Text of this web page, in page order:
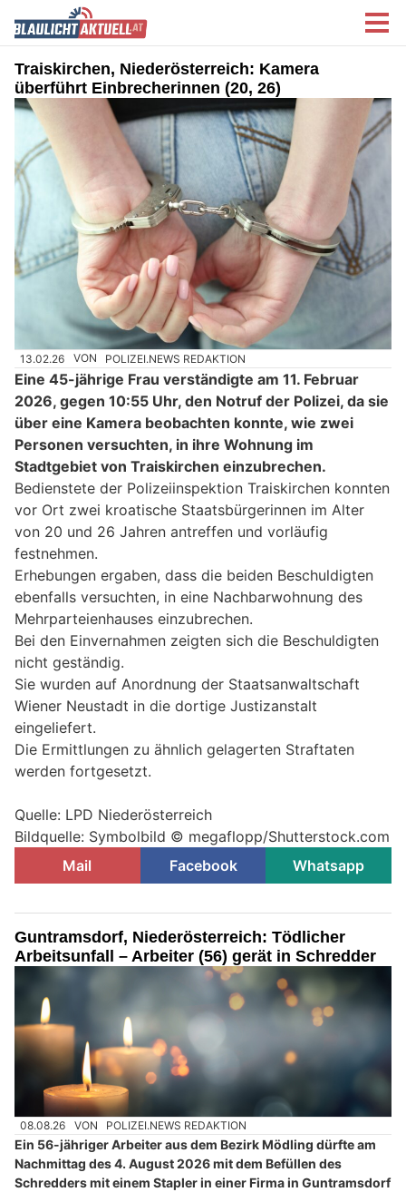
Traiskirchen, Niederösterreich: Kamera
überführt Einbrecherinnen (20, 26)
13.02.26 VON POLIZEI.NEWS REDAKTION
Eine 45-jährige Frau verständigte am 11. Februar
2026, gegen 10:55 Uhr, den Notruf der Polizei, da sie
über eine Kamera beobachten konnte, wie zwei
Personen versuchten, in ihre Wohnung im
Stadtgebiet von Traiskirchen einzubrechen.
Bedienstete der Polizeiinspektion Traiskirchen konnten
vor Ort zwei kroatische Staatsbürgerinnen im Alter
von 20 und 26 Jahren antreffen und vorläufig
festnehmen.
Erhebungen ergaben, dass die beiden Beschuldigten
ebenfalls versuchten, in eine Nachbarwohnung des
Mehrparteienhauses einzubrechen.
Bei den Einvernahmen zeigten sich die Beschuldigten
nicht geständig.
Sie wurden auf Anordnung der Staatsanwaltschaft
Wiener Neustadt in die dortige Justizanstalt
eingeliefert.
Die Ermittlungen zu ähnlich gelagerten Straftaten
werden fortgesetzt.
Quelle: LPD Niederösterreich
Bildquelle: Symbolbild © megaflopp/Shutterstock.com
Mail
Facebook Whatsapp
Guntramsdorf, Niederösterreich: Tödlicher
Arbeitsunfall – Arbeiter (56) gerät in Schredder
08.08.26 VON POLIZEI.NEWS REDAKTION
Ein 56-jähriger Arbeiter aus dem Bezirk Mödling dürfte am
Nachmittag des 4. August 2026 mit dem Befüllen des
Schredders mit einem Stapler in einer Firma in Guntramsdorf